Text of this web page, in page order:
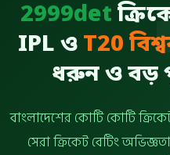
2999det
IPL ও T20
ধরুন ও বড়
বাংলাদেশের কোটি কোটি
সেরা ক্রিকেট বেটিং